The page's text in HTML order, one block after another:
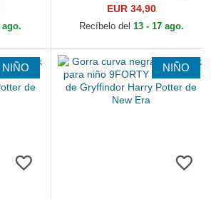
ago.
Potter de Capslab
EUR 34,90
Recíbelo del 13 - 17 ago.
NIÑO NIÑO